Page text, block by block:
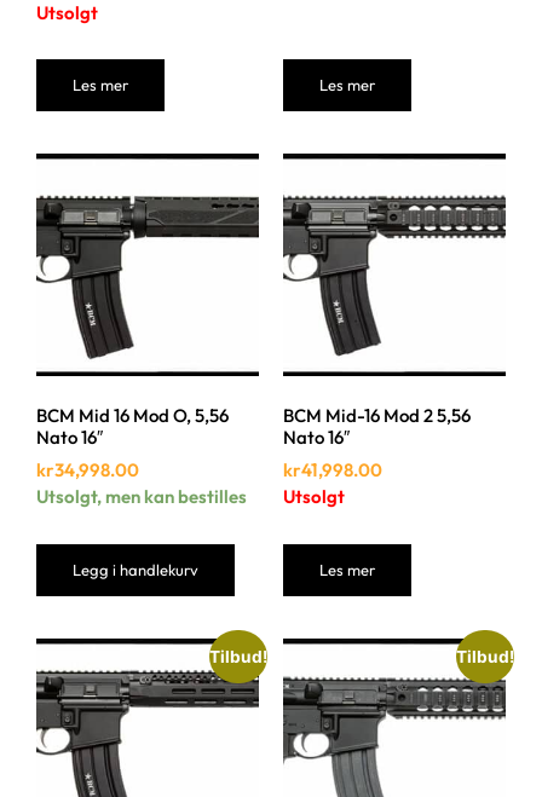
Utsolgt
Les mer Les mer
BCM Mid 16 Mod O, 5,56
Nato 16″
kr34,998.00
Utsolgt, men kan bestilles
Legg i handlekurv
BCM Mid-16 Mod 2 5,56
Nato 16″
kr41,998.00
Utsolgt
Les mer
Tilbud! Tilbud!